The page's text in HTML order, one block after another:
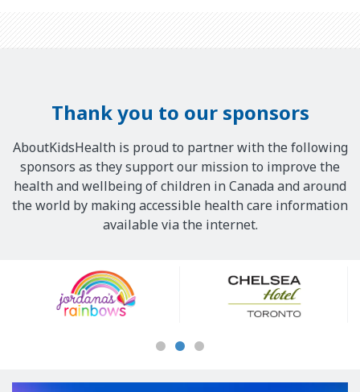
Thank you to our sponsors
AboutKidsHealth is proud to partner with the following
sponsors as they support our mission to improve the
health and wellbeing of children in Canada and around
the world by making accessible health care information
available via the internet.
Sponsors